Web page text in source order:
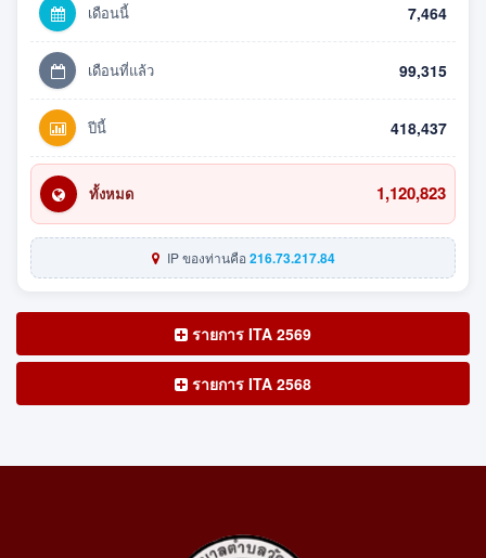
เดือนนี้ 7,464
เดือนที่แล้ว 99,315
ปีนี้ 418,437
ทั้งหมด 1,120,823
IP ของท่านคือ216.73.217.84
รายการ ITA 2569
รายการ ITA 2568